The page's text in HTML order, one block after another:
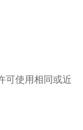
可使用相同或近